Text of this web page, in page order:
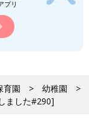
えっ、もう冬休み！？
た#291]
プリ
育園
幼稚園
ました#290]